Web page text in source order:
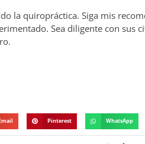
la quiropráctica. Siga mis
Sea diligente con sus
Pinterest WhatsApp